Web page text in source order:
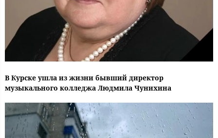
В Курске ушла из жизни бывший директор
музыкального колледжа Людмила Чунихина